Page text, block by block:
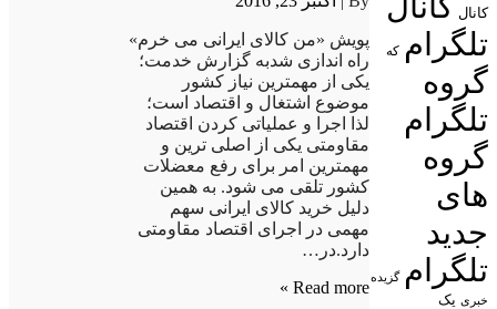
کانال
تلگرام که
گروه
تلگرام
گروه
های
جدید
تلگرام گزیده
خبری یک
پویش «من کالای ایرانی می خرم»
راه اندازی شدبه گزارش خدمت؛
یکی از مهمترین نیاز کشور
موضوع اشتغال و اقتصاد است؛
لذا اجرا و عملیاتی کردن اقتصاد
مقاومتی یکی از اصلی ترین و
مهمترین امر برای رفع معضلات
کشور تلقی می شود. به همین
دلیل خرید کالای ایرانی سهم
مهمی در اجرای اقتصاد مقاومتی
دارد.در…
Read more »